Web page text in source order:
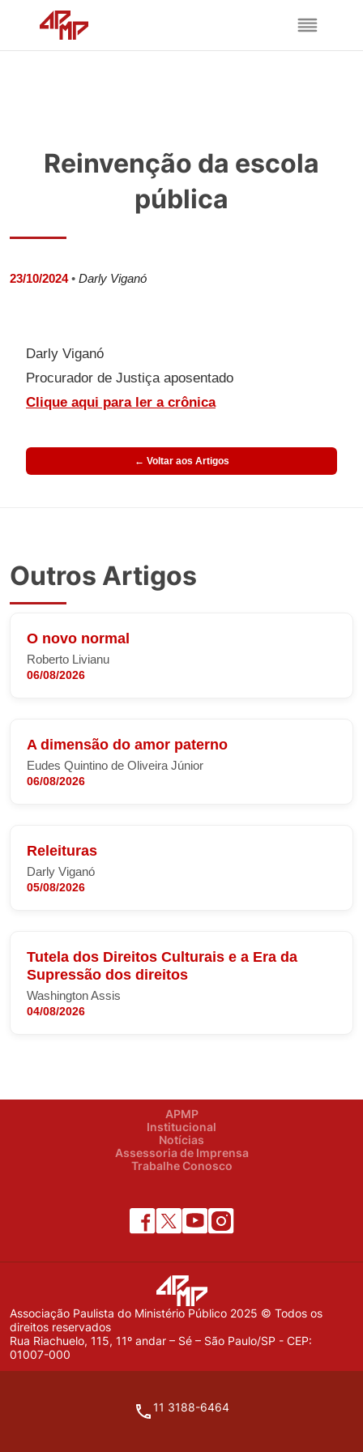
Reinvenção da escola
pública
23/10/2024• Darly Viganó
Darly Viganó
Procurador de Justiça aposentado
Clique aqui para ler a crônica
← Voltar aos Artigos
Outros Artigos
O novo normal
Roberto Livianu
06/08/2026
A dimensão do amor paterno
Eudes Quintino de Oliveira Júnior
06/08/2026
Releituras
Darly Viganó
05/08/2026
Tutela dos Direitos Culturais e a Era da
Supressão dos direitos
Washington Assis
04/08/2026
APMP
Institucional
Notícias
Assessoria de Imprensa
Trabalhe Conosco
Associação Paulista do Ministério Público 2025 © Todos os
direitos reservados
Rua Riachuelo, 115, 11º andar – Sé – São Paulo/SP - CEP:
01007-000
11 3188-6464